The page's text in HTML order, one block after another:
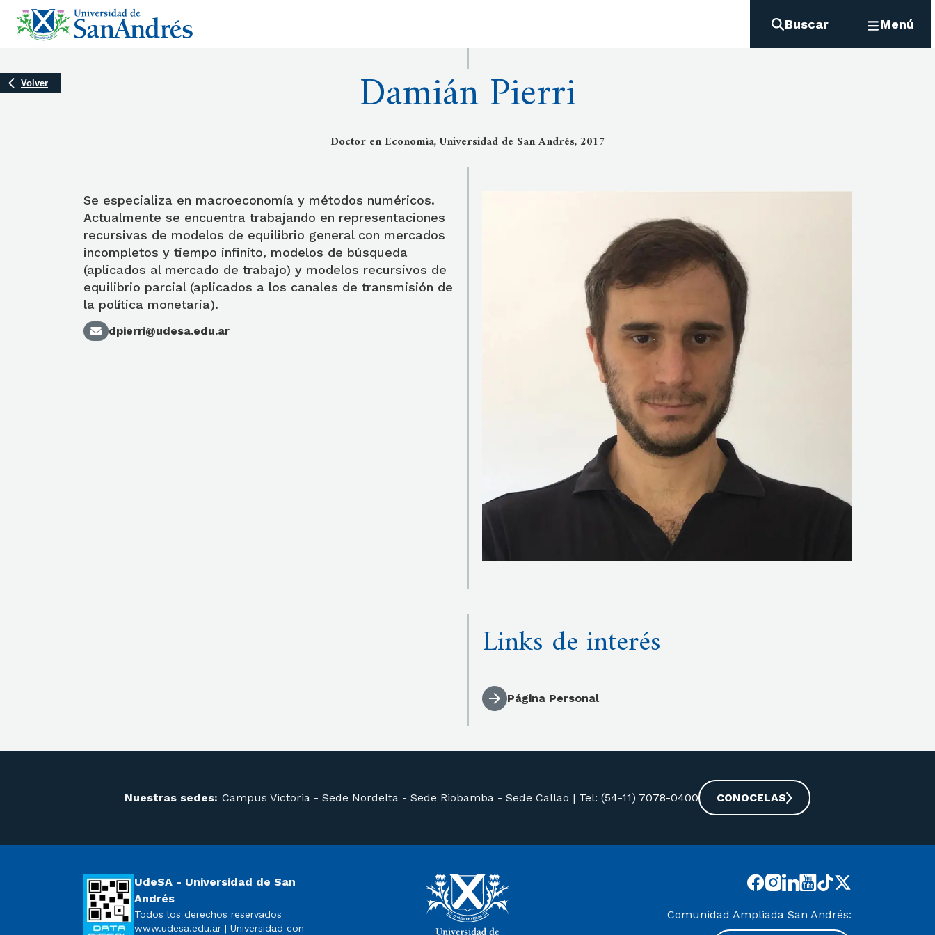
Buscar Menú
Volver Damián Pierri
Doctor en Economía, Universidad de San Andrés, 2017
Se especializa en macroeconomía y métodos numéricos.
Actualmente se encuentra trabajando en representaciones
recursivas de modelos de equilibrio general con mercados
incompletos y tiempo infinito, modelos de búsqueda
(aplicados al mercado de trabajo) y modelos recursivos de
equilibrio parcial (aplicados a los canales de transmisión de
la política monetaria).
dpierri@udesa.edu.ar
Links de interés
Página Personal
Nuestras sedes: Campus Victoria - Sede Nordelta - Sede Riobamba - Sede Callao | Tel: (54-11) 7078-0400 CONOCELAS
UdeSA - Universidad de San
Andrés
Todos los derechos reservados
www.udesa.edu.ar | Universidad con
Comunidad Ampliada San Andrés: